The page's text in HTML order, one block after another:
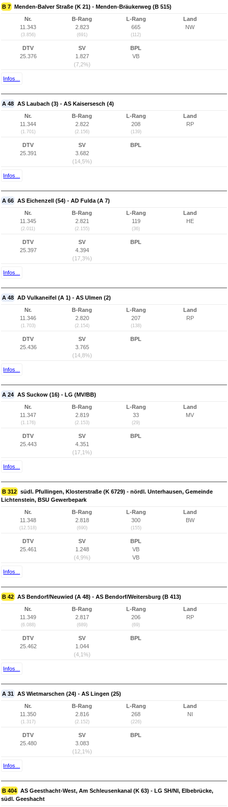
B 7 Menden-Balver Straße (K 21) - Menden-Bräukerweg (B 515)
Nr.
11.343
(3.856)
B-Rang
2.823
(691)
L-Rang
665
(112)
Land
NW
DTV
25.376
SV
1.827
(7,2%)
BPL
VB
Infos...
A 48 AS Laubach (3) - AS Kaisersesch (4)
Nr.
11.344
(1.701)
B-Rang
2.822
(2.156)
L-Rang
208
(139)
Land
RP
DTV
25.391
SV
3.682
(14,5%)
BPL
Infos...
A 66 AS Eichenzell (54) - AD Fulda (A 7)
Nr.
11.345
(2.011)
B-Rang
2.821
(2.155)
L-Rang
119
(36)
Land
HE
DTV
25.397
SV
4.394
(17,3%)
BPL
Infos...
A 48 AD Vulkaneifel (A 1) - AS Ulmen (2)
Nr.
11.346
(1.703)
B-Rang
2.820
(2.154)
L-Rang
207
(138)
Land
RP
DTV
25.436
SV
3.765
(14,8%)
BPL
Infos...
A 24 AS Suckow (16) - LG (MV/BB)
Nr.
11.347
(1.176)
B-Rang
2.819
(2.153)
L-Rang
33
(29)
Land
MV
DTV
25.443
SV
4.351
(17,1%)
BPL
Infos...
B 312 südl. Pfullingen, Klosterstraße (K 6729) - nördl. Unterhausen, Gemeinde
Lichtenstein, BSU Gewerbepark
Nr.
11.348
(12.518)
B-Rang
2.818
(690)
L-Rang
300
(155)
Land
BW
DTV
25.461
SV
1.248
(4,9%)
BPL
VB
VB
Infos...
B 42 AS Bendorf/Neuwied (A 48) - AS Bendorf/Weitersburg (B 413)
Nr.
11.349
(6.088)
B-Rang
2.817
(689)
L-Rang
206
(69)
Land
RP
DTV
25.462
SV
1.044
(4,1%)
BPL
Infos...
A 31 AS Wietmarschen (24) - AS Lingen (25)
Nr.
11.350
(1.317)
B-Rang
2.816
(2.152)
L-Rang
268
(226)
Land
NI
DTV
25.480
SV
3.083
(12,1%)
BPL
Infos...
B 404 AS Geesthacht-West, Am Schleusenkanal (K 63) - LG SH/NI, Elbebrücke,
südl. Geeshacht